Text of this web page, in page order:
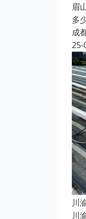
眉
多
成
25-
川
川